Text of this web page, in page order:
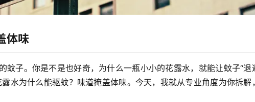
体味
蚊子。你是不是也好奇，为什么一瓶小小的花露水，就能让蚊子“退
水为什么能驱蚊？味道掩盖体味。今天，我就从专业角度为你拆解